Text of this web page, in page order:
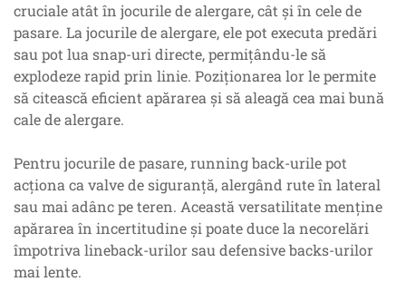
cruciale atât în jocurile de alergare, cât și în cele de
pasare. La jocurile de alergare, ele pot executa predări
sau pot lua snap-uri directe, permițându-le să
explodeze rapid prin linie. Poziționarea lor le permite
să citească eficient apărarea și să aleagă cea mai bună
cale de alergare.
Pentru jocurile de pasare, running back-urile pot
acționa ca valve de siguranță, alergând rute în lateral
sau mai adânc pe teren. Această versatilitate menține
apărarea în incertitudine și poate duce la necorelări
împotriva lineback-urilor sau defensive backs-urilor
mai lente.